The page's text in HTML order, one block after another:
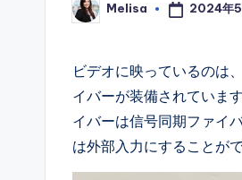
Posted
by
Melisa 2024年
ビデオに映っているのは
イバーが装備されていま
イバーは信号同期ファイ
は外部入力にすることが